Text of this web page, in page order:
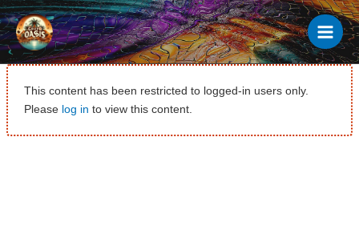
Ir
al
contenido
This content has been restricted to logged-in users only.
Please log in to view this content.